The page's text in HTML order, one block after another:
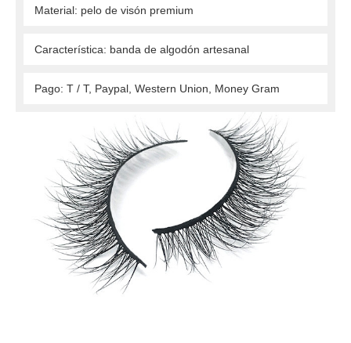
Material: pelo de visón premium
Característica: banda de algodón artesanal
Pago: T / T, Paypal, Western Union, Money Gram